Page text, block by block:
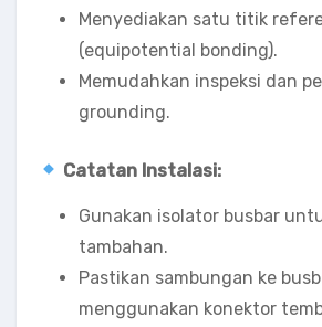
Menyediakan satu titik
(equipotential bonding).
Memudahkan inspeksi dan
grounding.
Catatan Instalasi:
Gunakan isolator busbar
tambahan.
Pastikan sambungan ke
menggunakan konektor